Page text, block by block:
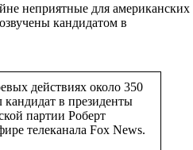
неприятные для американских
кандидатом в
действиях около 350
кандидат в президенты
партии Роберт
телеканала Fox News.